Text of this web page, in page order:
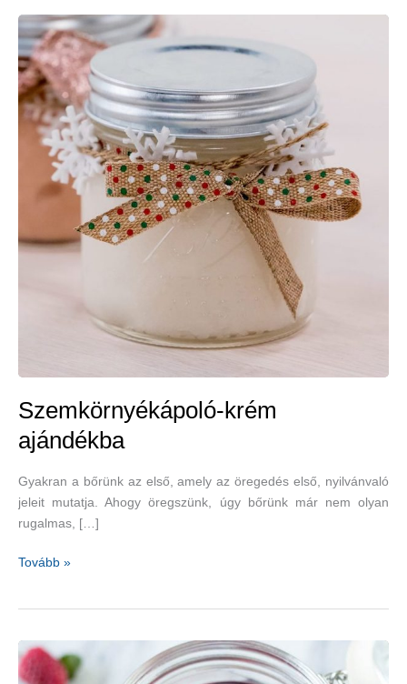
Szemkörnyékápoló-krém
ajándékba
Gyakran a bőrünk az első, amely az öregedés első, nyilvánvaló
jeleit mutatja. Ahogy öregszünk, úgy bőrünk már nem olyan
rugalmas, […]
Szemkörnyékápoló-
Tovább »